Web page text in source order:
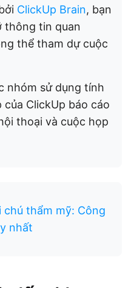
ClickUp Brain, bạn
thông tin quan
thể tham dự cuộc
nhóm sử dụng tính
ClickUp báo cáo
thoại và cuộc họp
chú thẩm mỹ: Công
nhất